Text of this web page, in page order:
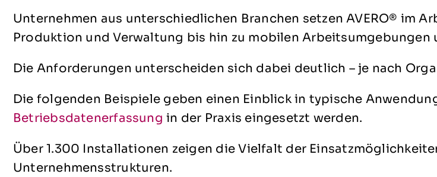
Unternehmen aus unterschiedlichen Branchen setzen AVERO® im
Produktion und Verwaltung bis hin zu mobilen Arbeitsumgebungen
Die Anforderungen unterscheiden sich dabei deutlich – je nach
Die folgenden Beispiele geben einen Einblick in typische
Betriebsdatenerfassung in der Praxis eingesetzt werden.
Über 1.300 Installationen zeigen die Vielfalt der
Unternehmensstrukturen.